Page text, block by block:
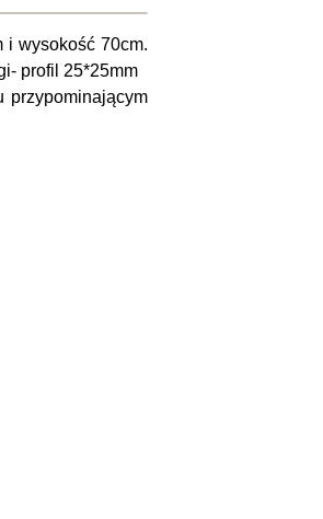
i wysokość 70cm.
profil 25*25mm
przypominającym